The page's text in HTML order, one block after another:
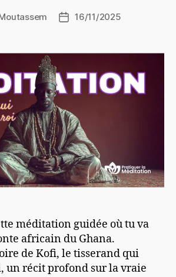
Date16/11/2025
méditation guidée où tu va
africain du Ghana.
de Kofi, le tisserand qui
un récit profond sur la vraie